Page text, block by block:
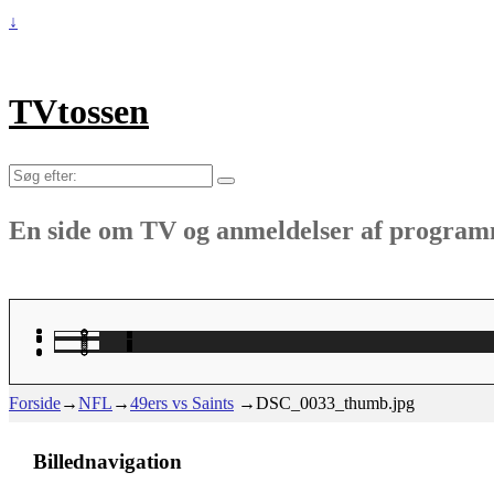
↓
TVtossen
Søg
En side om TV og anmeldelser af
Forside→NFL →49ers vs Saints →DSC_0033_thumb.jpg
Billednavigation